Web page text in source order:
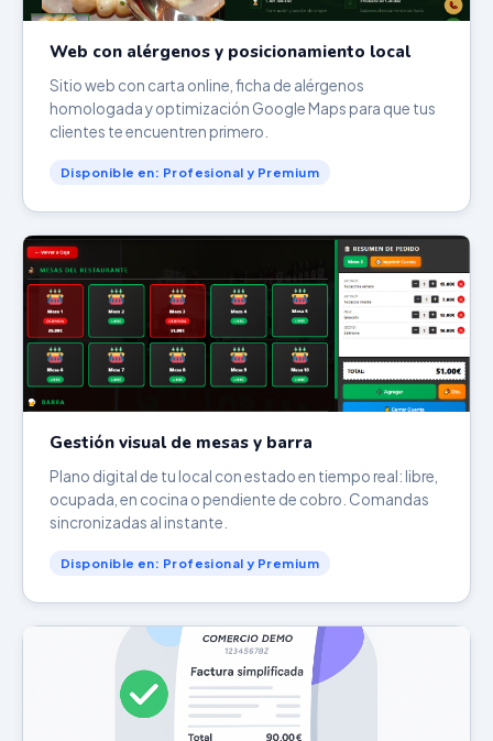
Web con alérgenos y posicionamiento local
Sitio web con carta online, ficha de alérgenos
homologada y optimización Google Maps para que tus
clientes te encuentren primero.
Disponible en: Profesional y Premium
Gestión visual de mesas y barra
Plano digital de tu local con estado en tiempo real: libre,
ocupada, en cocina o pendiente de cobro. Comandas
sincronizadas al instante.
Disponible en: Profesional y Premium